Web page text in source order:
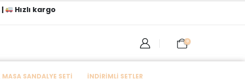
Hızlı kargo
0
SANDALYE SETI İNDIRIMLI SETLER